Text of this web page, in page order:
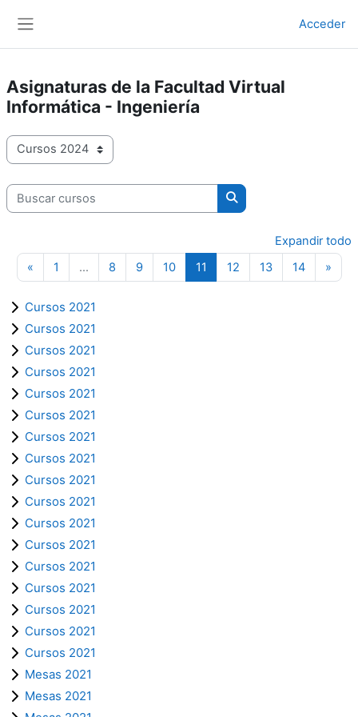
Acceder
Asignaturas de la Facultad Virtual
Informática - Ingeniería
Categorías
Buscar cursos
Buscar cursos
Expandir todo
«Página anterior
1 Página 1
… 8Página 8
9Página 9
10Página 10
11 Página 11
12Página 12
13Página 13
14Página 14
»
Cursos 2021
Cursos 2021
Cursos 2021
Cursos 2021
Cursos 2021
Cursos 2021
Cursos 2021
Cursos 2021
Cursos 2021
Cursos 2021
Cursos 2021
Cursos 2021
Cursos 2021
Cursos 2021
Cursos 2021
Cursos 2021
Cursos 2021
Mesas 2021
Mesas 2021